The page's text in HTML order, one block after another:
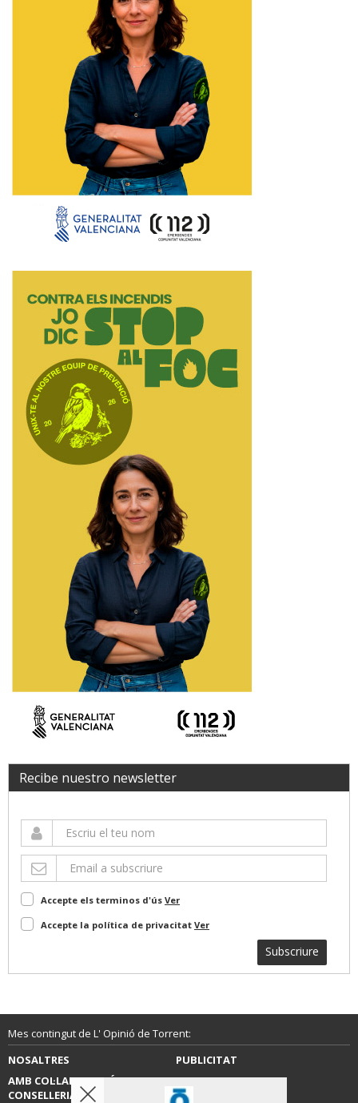
Recibe nuestro newsletter
Accepte els terminos d'ús Ver
Accepte la política de privacitat Ver
Subscriure
Mes contingut de L' Opinió de Torrent:
NOSALTRES
PUBLICITAT
AMB COL·LABORACIÓ DE LA
CONSELLERIA D’EDUCACIÓ,
CONTACTE